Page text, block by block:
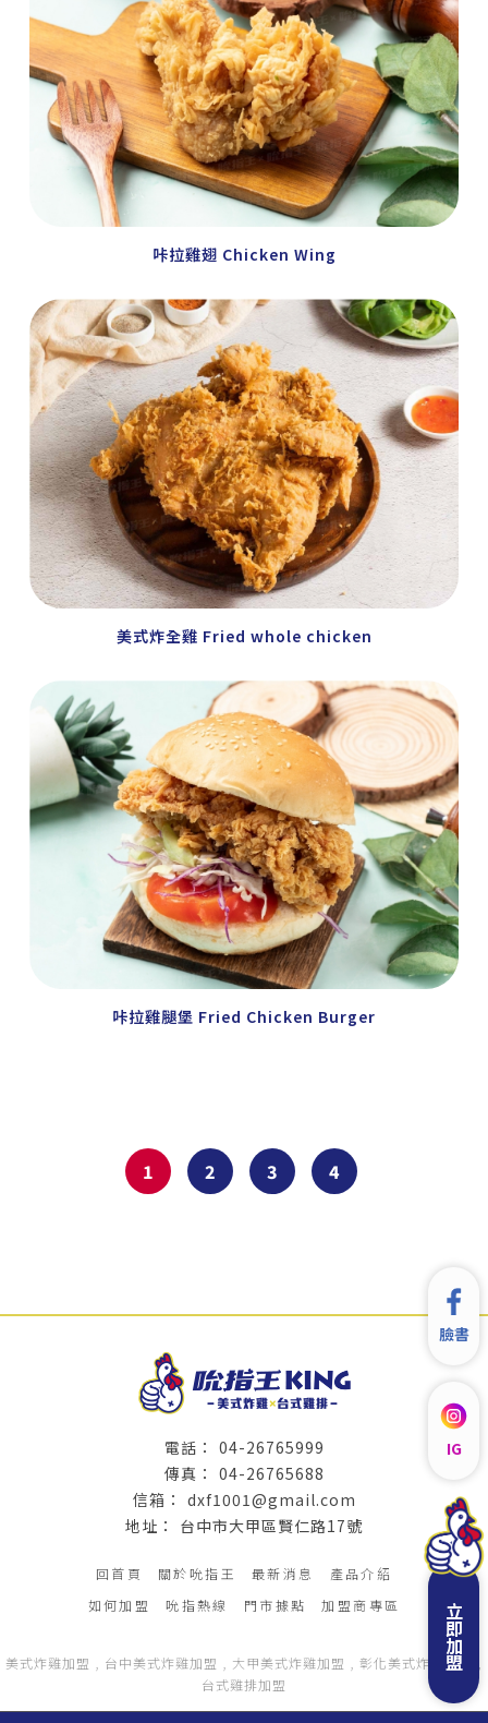
咔拉雞翅 Chicken Wing
美式炸全雞 Fried whole chicken
咔拉雞腿堡 Fried Chicken Burger
1 2 3 4
04-26765999
04-26765688
dxf1001@gmail.com
台中市大甲區賢仁路17號
回首頁 關於吮指王 最新消息
產品介紹
如何加盟
吮指熱線 門市據點 加盟商專區
臉書
IG
立即加盟
美式炸雞加盟 台中美式炸雞加盟 大甲美式炸雞加盟
彰化美式炸雞加盟
台式雞排加盟